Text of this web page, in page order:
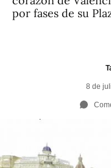
por fases de su
8 de